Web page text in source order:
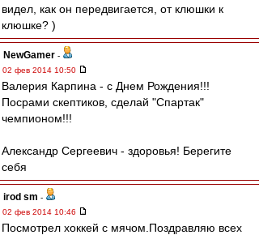
видел, как он передвигается, от клюшки к
клюшке? )
NewGamer -
02 фев 2014 10:50
Валерия Карпина - с Днем Рождения!!!
Посрами скептиков, сделай "Спартак"
чемпионом!!!
Александр Сергеевич - здоровья! Берегите
себя
irod sm -
02 фев 2014 10:46
Посмотрел хоккей с мячом.Поздравляю всех